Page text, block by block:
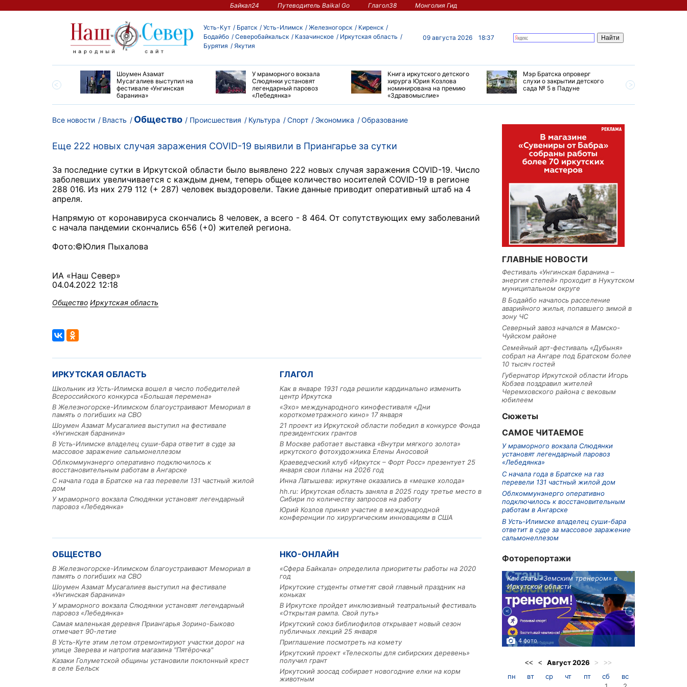
Байкал24 Путеводитель Baikal Go Глагол38 Монголия Гид
Усть-Кут Братск Усть-Илимск Железногорск
Киренск
Бодайбо
Северобайкальск Казачинское
Иркутская область
Бурятия
Якутия
09 августа 2026 18:37
свой высокий
на конгрессе в
Шоумен Азамат
Мусагалиев выступил на
фестивале «Унгинская
баранина»
У мраморного вокзала
Слюдянки установят
легендарный паровоз
«Лебедянка»
Книга иркутского детского
хирурга Юрия Козлова
номинирована на премию
«Здравомыслие»
Мэр Братска опроверг
слухи о закрытии детского
сада № 5 в Падуне
Все новости Власть Общество Происшествия Культура Спорт Экономика Образование
Еще 222 новых случая заражения COVID-19 выявили в Приангарье за сутки
За последние сутки в Иркутской области было выявлено 222 новых случая заражения COVID-19. Число
заболевших увеличивается с каждым днем, теперь общее количество носителей СOVID-19 в регионе
288 016. Из них 279 112 (+ 287) человек выздоровели. Такие данные приводит оперативный штаб на 4
апреля.
Напрямую от коронавируса скончались 8 человек, а всего - 8 464. От сопутствующих ему заболеваний
с начала пандемии скончались 656 (+0) жителей региона.
Фото:©Юлия Пыхалова
ИА «Наш Север»
04.04.2022 12:18
Общество Иркутская область
ИРКУТСКАЯ ОБЛАСТЬ
Школьник из Усть-Илимска вошел в число победителей
Всероссийского конкурса «Большая перемена»
В Железногорске-Илимском благоустраивают Мемориал в
память о погибших на СВО
Шоумен Азамат Мусагалиев выступил на фестивале
«Унгинская баранина»
В Усть-Илимске владелец суши-бара ответит в суде за
массовое заражение сальмонеллезом
Облкоммунэнерго оперативно подключилось к
восстановительным работам в Ангарске
С начала года в Братске на газ перевели 131 частный жилой
дом
У мраморного вокзала Слюдянки установят легендарный
паровоз «Лебедянка»
ГЛАГОЛ
Как в январе 1931 года решили кардинально изменить
центр Иркутска
«Эхо» международного кинофестиваля «Дни
короткометражного кино» 17 января
21 проект из Иркутской области победил в конкурсе Фонда
президентских грантов
В Москве работает выставка «Внутри мягкого золота»
иркутского фотохудожника Елены Аносовой
Краеведческий клуб «Иркутск – Форт Росс» презентует 25
января свои планы на 2026 год
Инна Латышева: иркутяне оказались в «мешке холода»
hh.ru: Иркутская область заняла в 2025 году третье место в
Сибири по количеству запросов на работу
Юрий Козлов принял участие в международной
конференции по хирургическим инновациям в США
ОБЩЕСТВО
В Железногорске-Илимском благоустраивают Мемориал в
память о погибших на СВО
Шоумен Азамат Мусагалиев выступил на фестивале
«Унгинская баранина»
У мраморного вокзала Слюдянки установят легендарный
паровоз «Лебедянка»
Самая маленькая деревня Приангарья Зорино-Быково
отмечает 90-летие
В Усть-Куте этим летом отремонтируют участки дорог на
улице Зверева и напротив магазина "Пятёрочка"
Казаки Голуметской общины установили поклонный крест
в селе Бельск
НКО-ОНЛАЙН
«Сфера Байкала» определила приоритеты работы на 2020
год
Иркутские студенты отметят свой главный праздник на
коньках
В Иркутске пройдет инклюзивный театральный фестиваль
«Открытая рампа. Свой путь»
Иркутский союз библиофилов открывает новый сезон
публичных лекций 25 января
Приглашение посмотреть на комету
Иркутский проект «Телескопы для сибирских деревень»
получил грант
Иркутский зоосад собирает новогодние елки на корм
животным
ГЛАВНЫЕ НОВОСТИ
Фестиваль «Унгинская баранина –
энергия степей» проходит в Нукутском
муниципальном округе
В Бодайбо началось расселение
аварийного жилья, попавшего зимой в
зону ЧС
Северный завоз начался в Мамско-
Чуйском районе
Семейный арт-фестиваль «Дубыня»
собрал на Ангаре под Братском более
10 тысяч гостей
Губернатор Иркутской области Игорь
Кобзев поздравил жителей
Черемховского района с вековым
юбилеем
Сюжеты
САМОЕ ЧИТАЕМОЕ
У мраморного вокзала Слюдянки
установят легендарный паровоз
«Лебедянка»
С начала года в Братске на газ
перевели 131 частный жилой дом
Облкоммунэнерго оперативно
подключилось к восстановительным
работам в Ангарске
В Усть-Илимске владелец суши-бара
ответит в суде за массовое заражение
сальмонеллезом
Фоторепортажи
рублей получит
из Иркутской области
3 фото
Как стать «Земским тренером» в
Иркутской области
4 фото
<< < Август2026 > >>
пн вт ср чт пт сб
вс